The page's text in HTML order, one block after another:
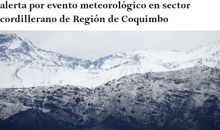
alerta por evento meteorológico en sector
cordillerano de Región de Coquimbo